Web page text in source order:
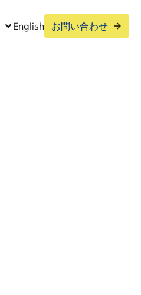
English お問い合わせ